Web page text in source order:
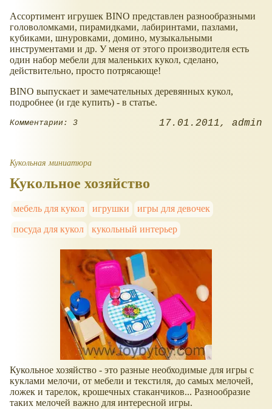
Ассортимент игрушек BINO представлен разнообразными
головоломками, пирамидками, лабиринтами, пазлами,
кубиками, шнуровками, домино, музыкальными
инструментами и др. У меня от этого производителя есть
один набор мебели для маленьких кукол, сделано,
действительно, просто потрясающе!
BINO выпускает и замечательных деревянных кукол,
подробнее (и где купить) - в статье.
Комментарии: 3 17.01.2011 admin
Кукольная миниатюра
Кукольное хозяйство
мебель для кукол игрушки
игры для девочек
посуда для кукол
кукольный интерьер
Кукольное хозяйство - это разные необходимые для игры с
куклами мелочи, от мебели и текстиля, до самых мелочей,
ложек и тарелок, крошечных стаканчиков... Разнообразие
таких мелочей важно для интересной игры.